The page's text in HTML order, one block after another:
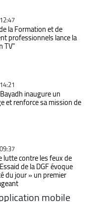
la Formation et de
professionnels lance la
TV"
inaugure un
et renforce sa mission de
lutte contre les feux de
de la DGF évoque
du jour » un premier
mobile